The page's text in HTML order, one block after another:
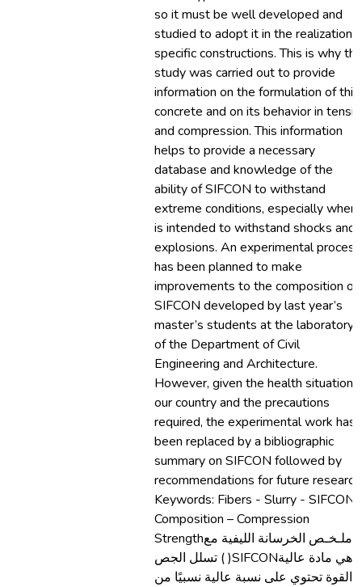
so it must be well developed and
studied to adopt it in the realization
specific constructions. This is why
study was carried out to provide
information on the formulation of this
concrete and on its behavior in
and compression. This information
helps to provide a necessary
database and knowledge of the
ability of SIFCON to withstand
extreme conditions, especially when
is intended to withstand shocks and
explosions. An experimental process
has been planned to make
improvements to the composition of
SIFCON developed by last year’s
master’s students at the laboratory
of the Department of Civil
Engineering and Architecture.
However, given the health situation
our country and the precautions
required, the experimental work has
been replaced by a bibliographic
summary on SIFCON followed by
recommendations for future research.
Keywords: Fibers - Slurry - SIFCON
Composition – Compression
Strengthملـخـص الخرسانة الليفية مع
تسلل الجص ( )SIFCONهي مادة عالية
القوة تحتوي على نسبة عالية نسبيًا من